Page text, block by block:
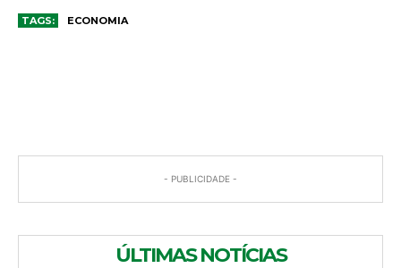
TAGS: ECONOMIA
- PUBLICIDADE -
ÚLTIMAS NOTÍCIAS